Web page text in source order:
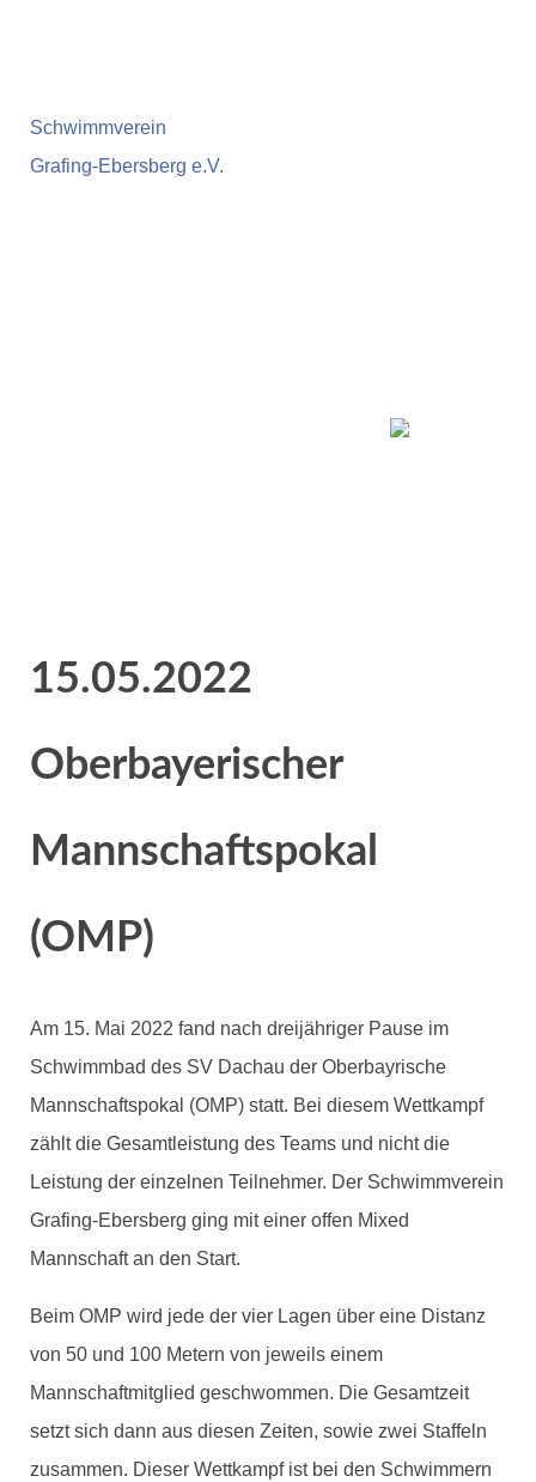
Schwimmverein
Grafing-Ebersberg e.V.
15.05.2022
Oberbayerischer
Mannschaftspokal
(OMP)
Am 15. Mai 2022 fand nach dreijähriger Pause im
Schwimmbad des SV Dachau der Oberbayrische
Mannschaftspokal (OMP) statt. Bei diesem Wettkampf
zählt die Gesamtleistung des Teams und nicht die
Leistung der einzelnen Teilnehmer. Der Schwimmverein
Grafing-Ebersberg ging mit einer offen Mixed
Mannschaft an den Start.
Beim OMP wird jede der vier Lagen über eine Distanz
von 50 und 100 Metern von jeweils einem
Mannschaftmitglied geschwommen. Die Gesamtzeit
setzt sich dann aus diesen Zeiten, sowie zwei Staffeln
zusammen. Dieser Wettkampf ist bei den Schwimmern